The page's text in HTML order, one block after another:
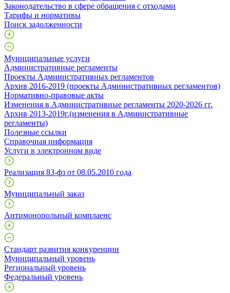
Законодательство в сфере обращения с отходами
Тарифы и нормативы
Поиск задолженности
Муниципальные услуги
Административные регламенты
Проекты Административных регламентов
Архив 2016-2019 (проекты Административных регламентов)
Нормативно-правовые акты
Изменения в Административные регламенты 2020-2026 гг.
Архив 2013-2019г.(изменения в Административные
регламенты)
Полезные ссылки
Справочная информация
Услуги в электронном виде
Реализация 83-фз от 08.05.2010 года
Муниципальный заказ
Антимонопольный комплаенс
Стандарт развития конкуренции
Муниципальный уровень
Региональный уровень
Федеральный уровень